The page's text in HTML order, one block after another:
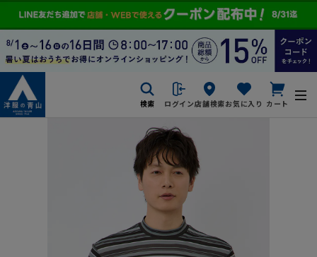
検索 ログイン店舗検索お気に入り カート